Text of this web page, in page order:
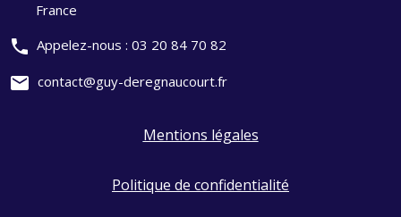
France
phone Appelez-nous : 03 20 84 70 82
mail contact@guy-deregnaucourt.fr
Mentions légales
Politique de confidentialité